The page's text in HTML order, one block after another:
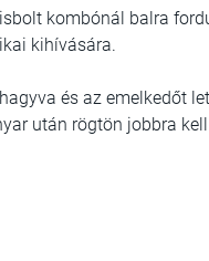
kombónál balra
kihívására.
és az emelkedőt
után rögtön jobbra